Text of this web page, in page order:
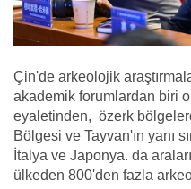
Çin'de arkeolojik
akademik forumlardan biri
eyaletinden, özerk
Bölgesi ve Tayvan'ın yanı
İtalya ve Japonya. da
ülkeden 800'den fazla